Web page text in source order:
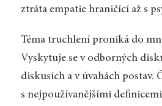
ztráta empatie hraničící až s
Téma truchlení proniká do
Vyskytuje se v odborných
diskusích a v úvahách postav.
s nejpoužívanějšími